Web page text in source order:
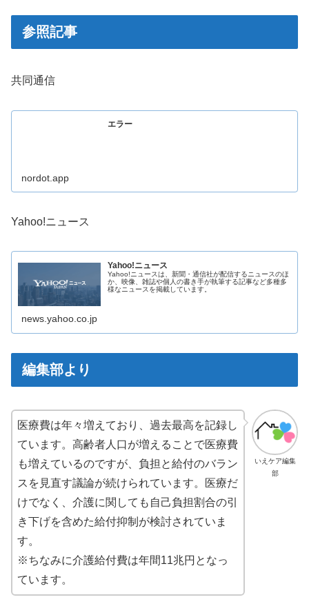
参照記事
共同通信
エラー
nordot.app
Yahoo!ニュース
Yahoo!ニュース
Yahoo!ニュースは、新聞・通信社が配信するニュースのほ
か、映像、雑誌や個人の書き手が執筆する記事など多種多
様なニュースを掲載しています。
news.yahoo.co.jp
編集部より
いえケア編集
部
医療費は年々増えており、過去最高を記録し
ています。高齢者人口が増えることで医療費
も増えているのですが、負担と給付のバラン
スを見直す議論が続けられています。医療だ
けでなく、介護に関しても自己負担割合の引
き下げを含めた給付抑制が検討されていま
す。
※ちなみに介護給付費は年間11兆円となっ
ています。